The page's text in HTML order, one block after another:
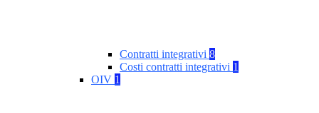
Contratti integrativi 8
Costi contratti integrativi 1
OIV 1